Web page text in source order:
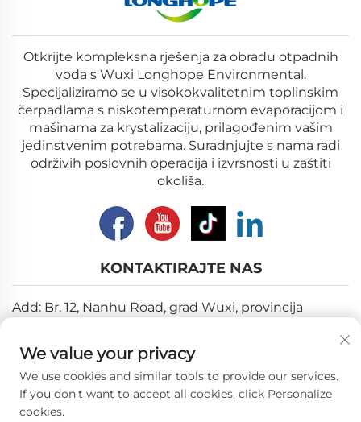
Otkrijte kompleksna rješenja za obradu otpadnih
voda s Wuxi Longhope Environmental.
Specijaliziramo se u visokokvalitetnim toplinskim
čerpadlama s niskotemperaturnom evaporacijom i
mašinama za krystalizaciju, prilagođenim vašim
jedinstvenim potrebama. Suradnjujte s nama radi
održivih poslovnih operacija i izvrsnosti u zaštiti
okoliša.
KONTAKTIRAJTE NAS
Add: Br. 12, Nanhu Road, grad Wuxi, provincija
E-pošta:[email protected]
Tel:+86-18018310578
We value your privacy
We use cookies and similar tools to provide our services.
If you don't want to accept all cookies, click Personalize
cookies.